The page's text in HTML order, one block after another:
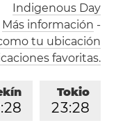
Indigenous Day
Más información -
tu ubicación
favoritas.
Tokio
23:28
:28